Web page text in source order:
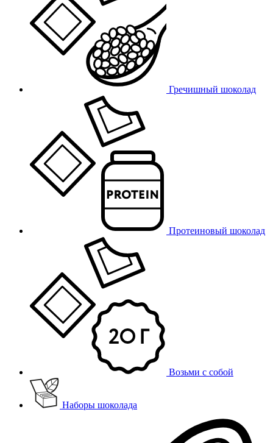
Гречишный шоколад
Протеиновый шоколад
Возьми с собой
Наборы шоколада